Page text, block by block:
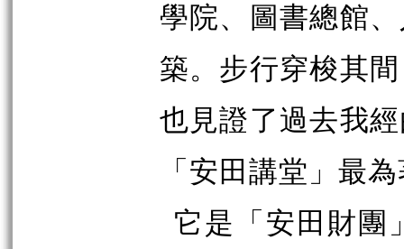
學院、圖書總館
築。步行穿梭其
也見證了過去我
「安田講堂」最
它是「安田財團